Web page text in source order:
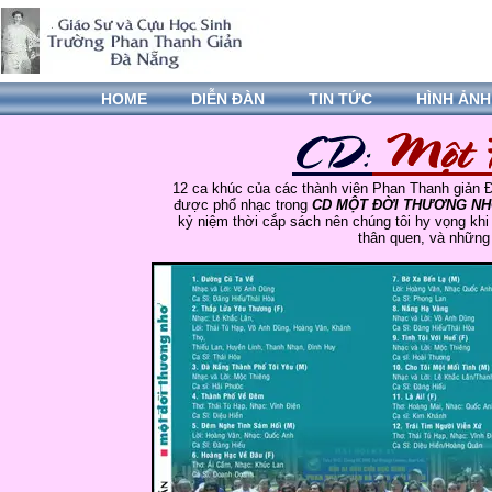
HOME DIỄN ĐÀN TIN TỨC HÌNH ẢNH
12 ca khúc của các thành viên Phan Thanh giản
được phổ nhạc trong CD MỘT ĐỜI THƯƠNG
kỷ niệm thời cắp sách nên chúng tôi hy vọng
thân quen, và